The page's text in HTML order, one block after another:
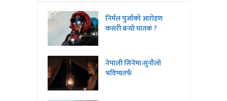
निर्मल पुर्जाको आरोहण
कसरी बन्यो घातक ?
नेपाली सिनेमा:सुनौलो
भविष्यतर्फ